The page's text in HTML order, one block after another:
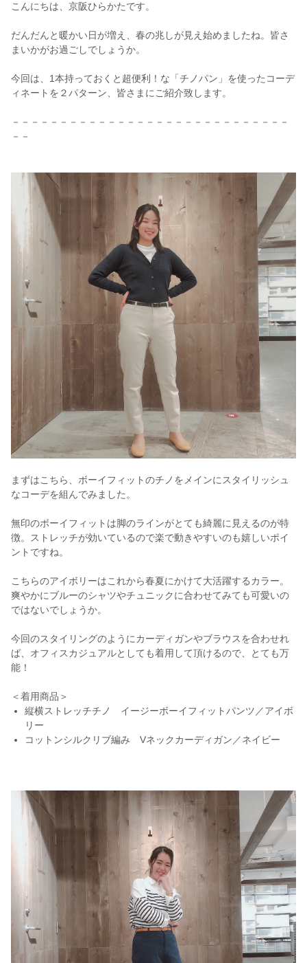
こんにちは、京阪ひらかたです。
だんだんと暖かい日が増え、春の兆しが見え始めましたね。皆さ
まいかがお過ごしでしょうか。
今回は、1本持っておくと超便利！な「チノパン」を使ったコーデ
ィネートを２パターン、皆さまにご紹介致します。
－－－－－－－－－－－－－－－－－－－－－－－－－－－－－
－－
まずはこちら、ボーイフィットのチノをメインにスタイリッシュ
なコーデを組んでみました。
無印のボーイフィットは脚のラインがとても綺麗に見えるのが特
徴。ストレッチが効いているので楽で動きやすいのも嬉しいポイ
ントですね。
こちらのアイボリーはこれから春夏にかけて大活躍するカラー。
爽やかにブルーのシャツやチュニックに合わせてみても可愛いの
ではないでしょうか。
今回のスタイリングのようにカーディガンやブラウスを合わせれ
ば、オフィスカジュアルとしても着用して頂けるので、とても万
能！
＜着用商品＞
縦横ストレッチチノ イージーボーイフィットパンツ／アイボ
リー
コットンシルクリブ編み Vネックカーディガン／ネイビー